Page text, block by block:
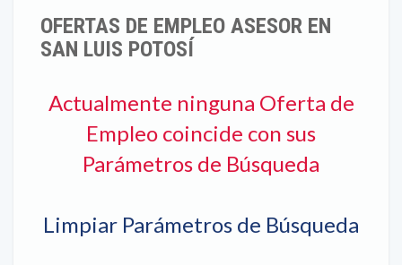
OFERTAS DE EMPLEO ASESOR EN
SAN LUIS POTOSÍ
Actualmente ninguna Oferta de
Empleo coincide con sus
Parámetros de Búsqueda
Limpiar Parámetros de Búsqueda